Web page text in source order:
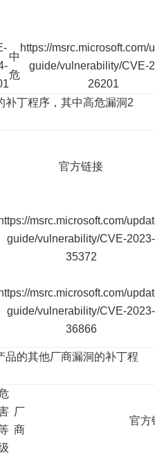
中
危
https://msrc.microsoft.com/
guide/vulnerability/CVE-
26201
补丁程序，其中高危漏洞2
官方链接
https://msrc.microsoft.com/
guide/vulnerability/CVE-2023-
35372
https://msrc.microsoft.com/
guide/vulnerability/CVE-2023-
36866
品的其他厂商漏洞的补丁程
厂
商
官方